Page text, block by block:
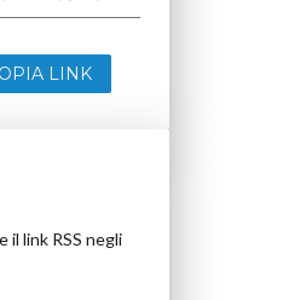
LINK
il link RSS negli